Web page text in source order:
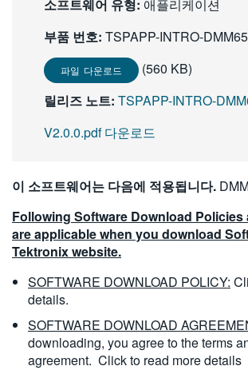
소프트웨어 유형: 애플리케이션
부품 번호: TSPAPP-INTRO-
파일 다운로드
(560 KB)
릴리즈 노트: TSPAPP-INTRO-
V2.0.0.pdf 다운로드
이 소프트웨어는 다음에 적용됩니다.
Following Software Download
are applicable when you download
Tektronix website.
SOFTWARE DOWNLOAD POLICY:
details.
SOFTWARE DOWNLOAD
downloading, you agree to the terms
agreement. Click to read more details